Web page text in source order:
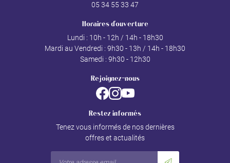
05 34 55 33 47
Horaires d'ouverture
Lundi : 10h - 12h / 14h - 18h30
Mardi au Vendredi : 9h30 - 13h / 14h - 18h30
Samedi : 9h30 - 12h30
Rejoignez-nous
Restez informés
Tenez vous informés de nos dernières
offres et actualités